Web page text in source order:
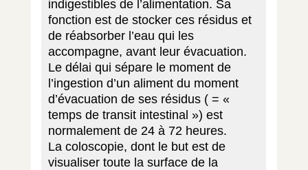
indigestibles de l’alimentation. Sa
fonction est de stocker ces résidus et
de réabsorber l’eau qui les
accompagne, avant leur évacuation.
Le délai qui sépare le moment de
l’ingestion d’un aliment du moment
d’évacuation de ses résidus ( = «
temps de transit intestinal ») est
normalement de 24 à 72 heures.
La coloscopie, dont le but est de
visualiser toute la surface de la